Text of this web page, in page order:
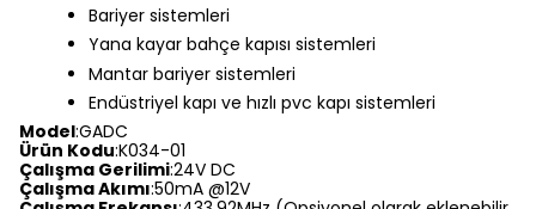
Bariyer sistemleri
Yana kayar bahçe kapısı sistemleri
Mantar bariyer sistemleri
Endüstriyel kapı ve hızlı pvc kapı sistemleri
Model:GADC
Ürün Kodu:K034-01
Çalışma Gerilimi:24V DC
Çalışma Akımı:50mA @12V